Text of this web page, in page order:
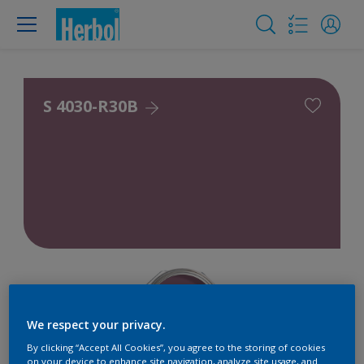
S 4030-R30B
We respect your privacy.
By clicking “Accept All Cookies”, you agree to the storing of cookies
on your device to enhance site navigation, analyze site usage, and